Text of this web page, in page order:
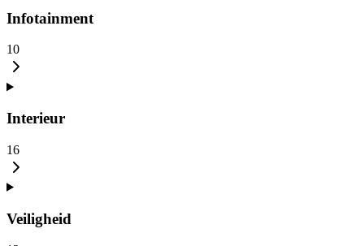
Infotainment
10
Interieur
16
Veiligheid